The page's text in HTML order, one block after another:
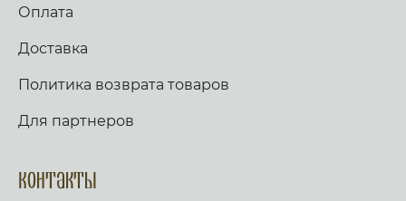
Оплата
Доставка
Политика возврата товаров
Для партнеров
Контакты